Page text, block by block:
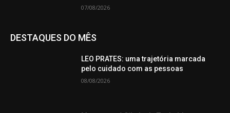
07/08/2026
DESTAQUES DO MÊS
LEO PRATES: uma trajetória marcada
pelo cuidado com as pessoas
08/08/2026